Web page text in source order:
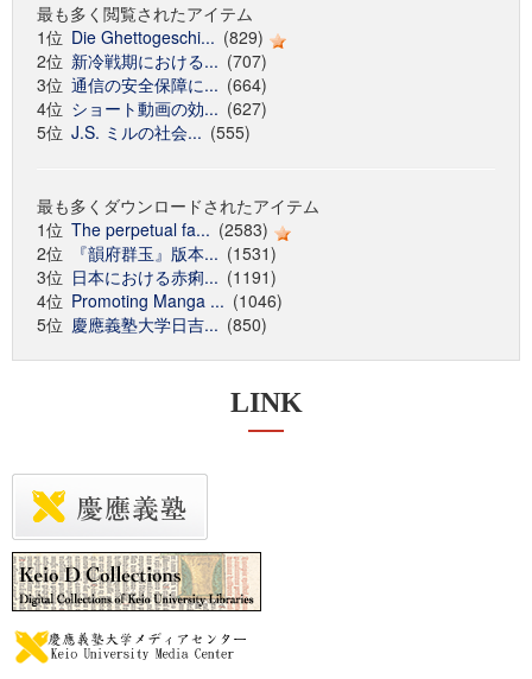
最も多く閲覧されたアイテム
1位 Die Ghettogeschi... (829)
2位 新冷戦期における... (707)
3位 通信の安全保障に... (664)
4位 ショート動画の効... (627)
5位 J.S. ミルの社会... (555)
最も多くダウンロードされたアイテム
1位 The perpetual fa... (2583)
2位
『韻府群玉』版本... (1531)
3位 日本における赤痢... (1191)
4位 Promoting Manga ... (1046)
5位 慶應義塾大学日吉... (850)
LINK